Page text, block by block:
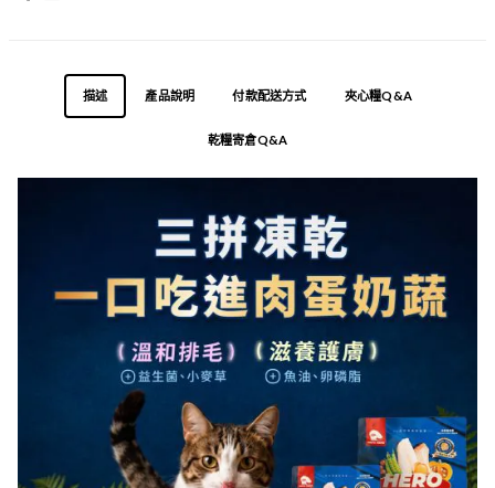
描述 產品說明 付款配送方式 夾心糧Q&A
乾糧寄倉Q&A